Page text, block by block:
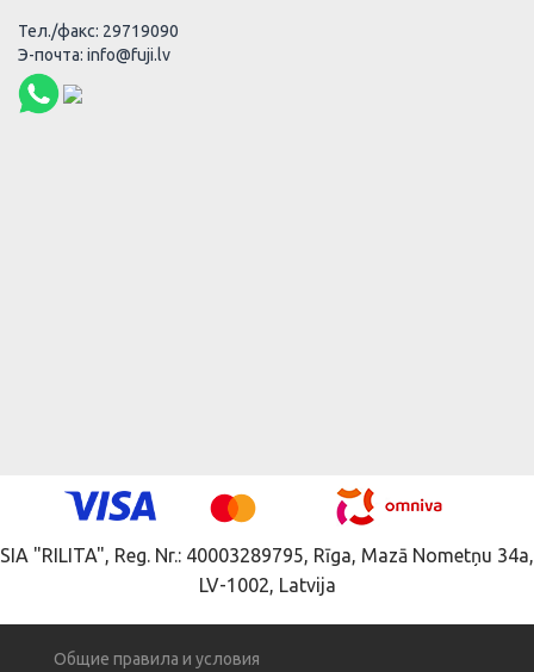
Тел./факс: 29719090
Э-почта: info@fuji.lv
SIA "RILITA", Reg. Nr.: 40003289795, Rīga, Mazā Nometņu 34a,
LV-1002, Latvija
Общие правила и условия